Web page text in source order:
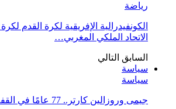
رياضة
الكونفيدرالية الإفريقية لكرة القدم
الاتحاد الملكي المغربي…
السابق التالي
سياسة
سياسة
جيمى وروزالين كارتر.. 77 عامًا في القفص الذهبي